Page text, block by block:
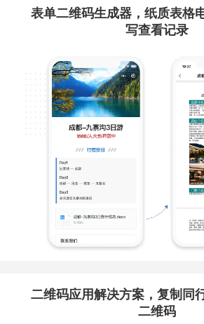
表单二维码生成器，纸质表格
写查看记录
二维码应用解决方案，复制同
二维码